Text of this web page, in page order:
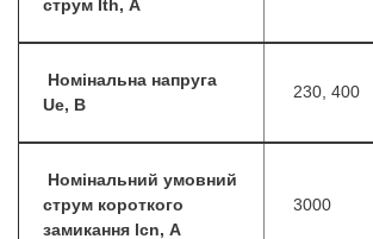
струм Ith, А
Номінальна напруга
Ue, B
230, 400
Номінальний умовний
струм короткого
замикання lcn, А
3000